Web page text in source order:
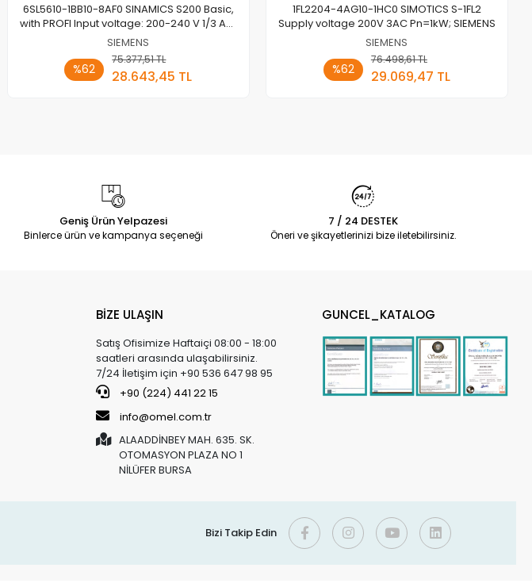
6SL5610-1BB10-8AF0 SINAMICS S200 Basic,
with PROFI Input voltage: 200-240 V 1/3 AC;
Motor: 0.75kW SIEMENS
SIEMENS
%62
75.377,51 TL
28.643,45 TL
Sepete Ekle
1FL2204-4AG10-1HC0 SIMOTICS S-1FL2
Supply voltage 200V 3AC Pn=1kW; SIEMENS
SIEMENS
%62
76.498,61 TL
29.069,47 TL
Sepete Ekle
Geniş Ürün Yelpazesi
Binlerce ürün ve kampanya seçeneği
7 / 24 DESTEK
Öneri ve şikayetlerinizi bize iletebilirsiniz.
BİZE ULAŞIN
Satış Ofisimize Haftaiçi 08:00 - 18:00
saatleri arasında ulaşabilirsiniz.
7/24 İletişim için +90 536 647 98 95
+90 (224) 441 22 15
info@omel.com.tr
ALAADDİNBEY MAH. 635. SK.
OTOMASYON PLAZA NO 1
NİLÜFER BURSA
GUNCEL_KATALOG
Bizi Takip Edin